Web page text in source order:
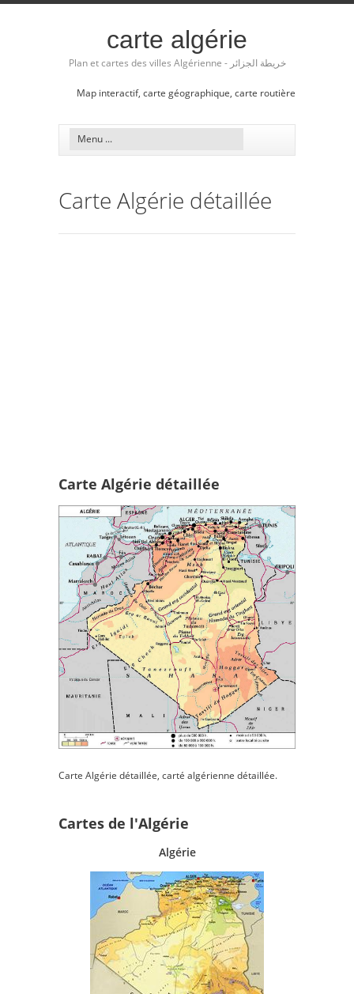
carte algérie
Plan et cartes des villes Algérienne - خريطة الجزائر
Map interactif, carte géographique, carte routière
Carte Algérie détaillée
Carte Algérie détaillée
Carte Algérie détaillée, carté algérienne détaillée.
Cartes de l'Algérie
Algérie